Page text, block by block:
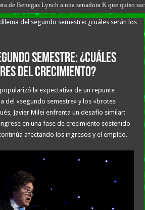
de Benegas Lynch a una senadora K que quiso
del segundo semestre: ¿cuáles serán los
semestre: ¿cuáles
del crecimiento?
la expectativa de un repunte
del «segundo semestre» y los «brotes
Javier Milei enfrenta un desafío similar:
en una fase de crecimiento sostenido
afectando los ingresos y el empleo.